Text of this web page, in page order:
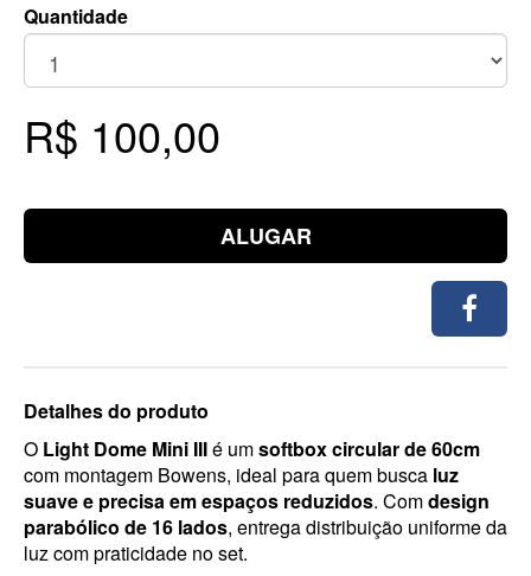
Quantidade
R$ 100,00
ALUGAR
Detalhes do produto
O Light Dome Mini IIIé umsoftbox circular de 60cm
com montagem Bowens, ideal para quem busca luz
suave e precisa em espaços reduzidos. Comdesign
parabólico de 16 lados, entrega distribuição uniforme da
luz com praticidade no set.